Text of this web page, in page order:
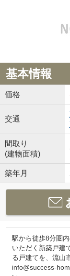
基本情報
価格
交通
間取り
(建物面積)
築年月
駅から徒歩8分圏
いただく新築戸建
る戸建てを、流山
info@success-